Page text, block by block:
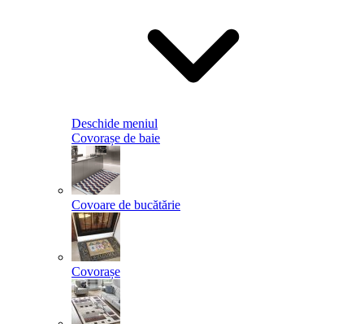
Deschide meniul
Covorașe de baie
Covoare de bucătărie
Covorașe